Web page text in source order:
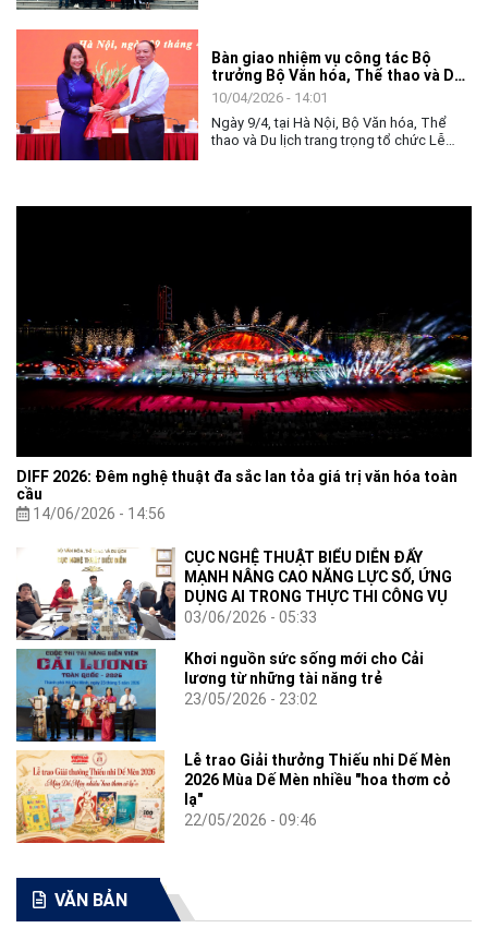
đến các tuyến phố trung tâm, hình ảnh về
cuộc thi đã bắt đầu xuất hiện, tạo nên
bầu không khí nghệ thuật đầy sắc màu,
góp phần lan tỏa tình yêu đối với nghệ
thuật Cải lương - loại hình sân khấu
truyền thống đặc sắc của dân tộc.
Bàn giao nhiệm vụ công tác Bộ
trưởng Bộ Văn hóa, Thể thao và Du
lịch
10/04/2026 - 14:01
Ngày 9/4, tại Hà Nội, Bộ Văn hóa, Thể
thao và Du lịch trang trọng tổ chức Lễ
DIFF 2026: Đêm nghệ thuật đa sắc lan tỏa giá trị văn hóa toàn
cầu
14/06/2026 - 14:56
CỤC NGHỆ THUẬT BIỂU DIỄN ĐẨY
MẠNH NÂNG CAO NĂNG LỰC SỐ, ỨNG
DỤNG AI TRONG THỰC THI CÔNG VỤ
03/06/2026 - 05:33
Khơi nguồn sức sống mới cho Cải
lương từ những tài năng trẻ
23/05/2026 - 23:02
Lễ trao Giải thưởng Thiếu nhi Dế Mèn
2026 Mùa Dế Mèn nhiều "hoa thơm cỏ
lạ"
22/05/2026 - 09:46
VĂN BẢN